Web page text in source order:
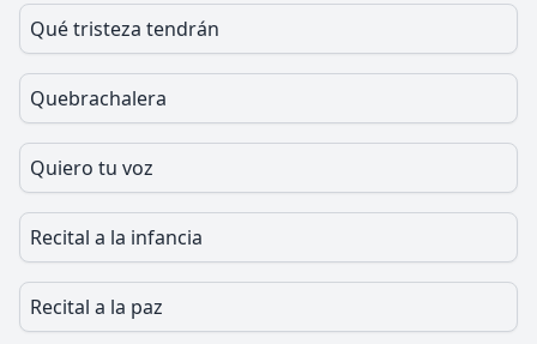
Qué tristeza tendrán
Quebrachalera
Quiero tu voz
Recital a la infancia
Recital a la paz